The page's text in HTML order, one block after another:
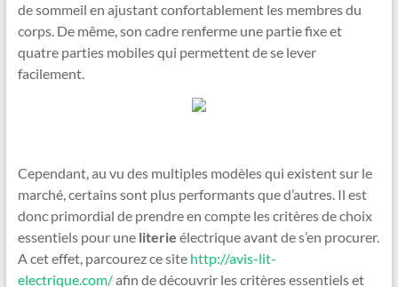
de sommeil en ajustant confortablement les membres du
corps. De même, son cadre renferme une partie fixe et
quatre parties mobiles qui permettent de se lever
facilement.
Cependant, au vu des multiples modèles qui existent sur le
marché, certains sont plus performants que d’autres. Il est
donc primordial de prendre en compte les critères de choix
essentiels pour uneliterie électrique avant de s’en procurer.
A cet effet, parcourez ce site http://avis-lit-
electrique.com/afin de découvrir les critères essentiels et